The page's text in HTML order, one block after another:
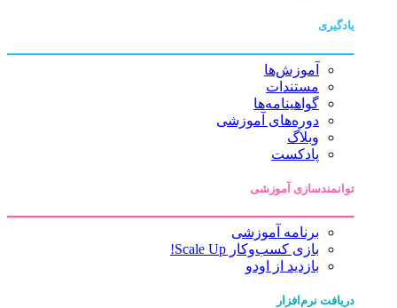
یادگیری
آموزش‌ها
مستندات
گواهینامه‌ها
دوره‌های آموزشی
وبلاگ
پادکست
توانمندسازی آموزشی
برنامه آموزشی
بازی کسب‌وکار Scale Up!
بازدید از اودو
دریافت نرم‌افزار